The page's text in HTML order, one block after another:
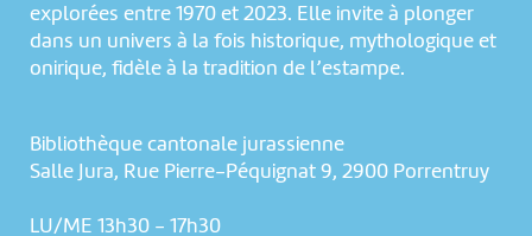
explorées entre 1970 et 2023. Elle invite à plonger
dans un univers à la fois historique, mythologique et
onirique, fidèle à la tradition de l’estampe.
Bibliothèque cantonale jurassienne
Salle Jura, Rue Pierre-Péquignat 9, 2900 Porrentruy
LU/ME 13h30 - 17h30